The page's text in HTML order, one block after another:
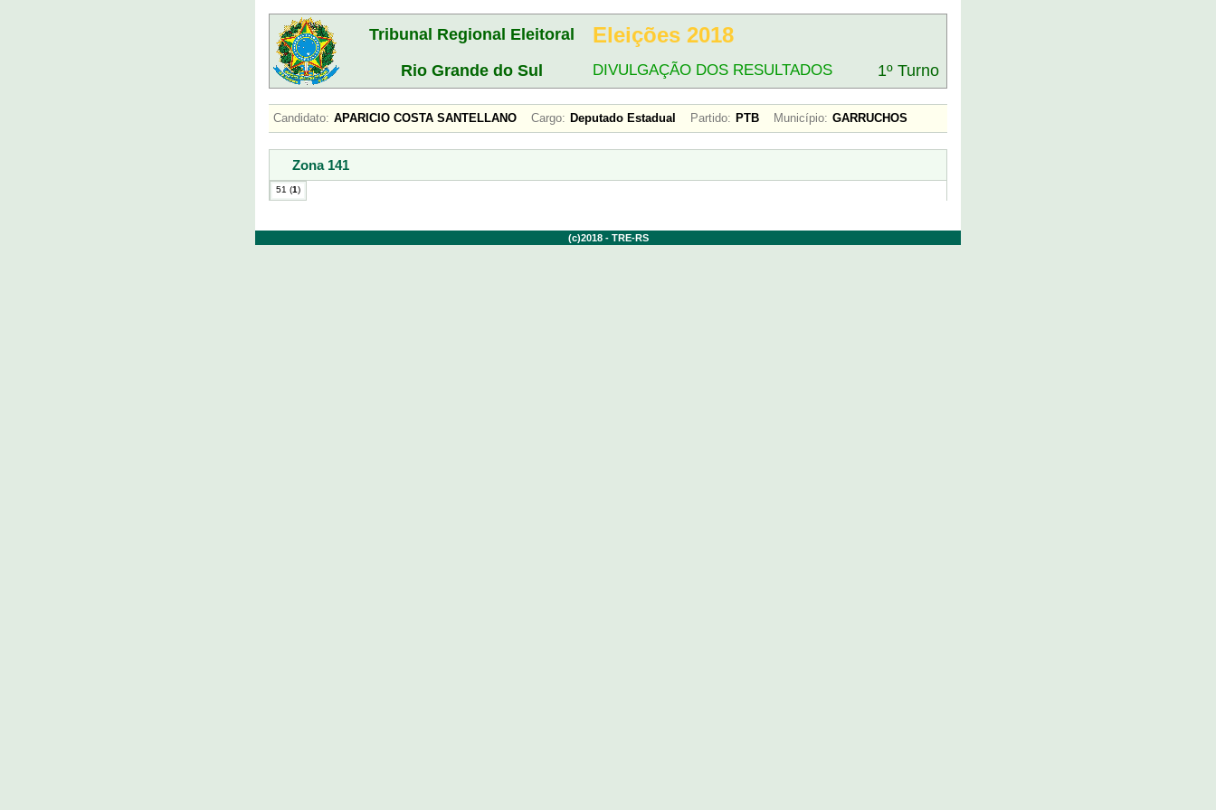
Tribunal Regional Eleitoral Eleições 2018
Rio Grande do Sul DIVULGAÇÃO DOS RESULTADOS 1º Turno
Candidato: APARICIO COSTA SANTELLANO Cargo: Deputado Estadual Partido: PTB Município: GARRUCHOS
Zona 141
51 (1)
(c)2018 - TRE-RS